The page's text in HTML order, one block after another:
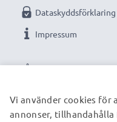
VÅRA
Dataskyddsförklaring
Impressum
VÅRA
Vi använder cookies för
annonser,